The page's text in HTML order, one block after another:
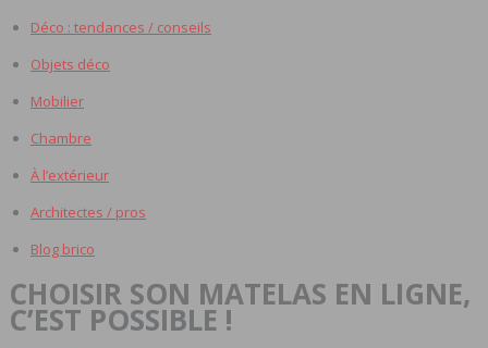
Déco : tendances / conseils
Objets déco
Mobilier
Chambre
À l’extérieur
Architectes / pros
Blog brico
CHOISIR SON MATELAS EN LIGNE,
C’EST POSSIBLE !